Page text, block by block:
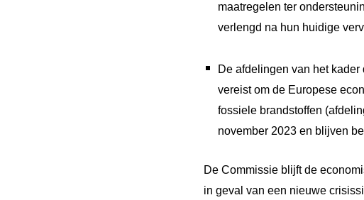
maatregelen ter
verlengd na hun huidige
De afdelingen van het
vereist om de Europese
fossiele brandstoffen
november 2023 en blijven
De Commissie blijft de
in geval van een nieuwe